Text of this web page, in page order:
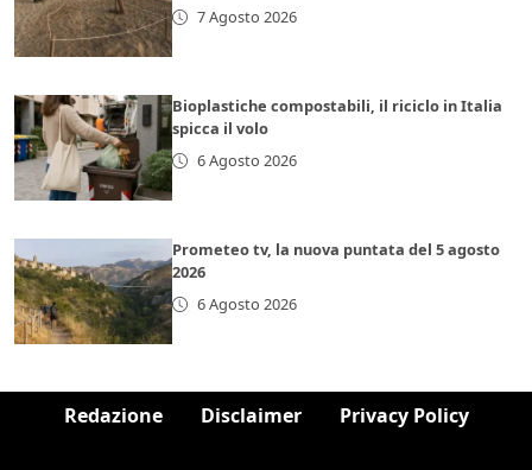
7 Agosto 2026
Bioplastiche compostabili, il riciclo in Italia
spicca il volo
6 Agosto 2026
Prometeo tv, la nuova puntata del 5 agosto
2026
6 Agosto 2026
Redazione Disclaimer Privacy Policy